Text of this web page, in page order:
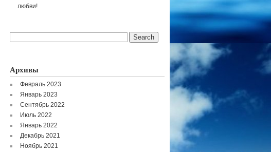
любви!
Архивы
Февраль 2023
Январь 2023
Сентябрь 2022
Июль 2022
Январь 2022
Декабрь 2021
Ноябрь 2021